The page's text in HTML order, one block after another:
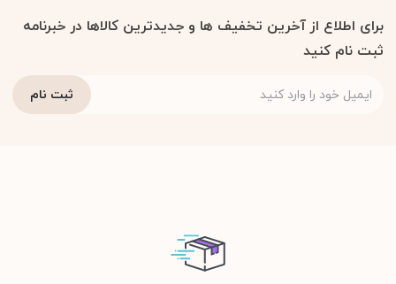
برای اطلاع از آخرین تخفیف ها و جدیدترین کالاها در خبرنامه
ثبت نام کنید